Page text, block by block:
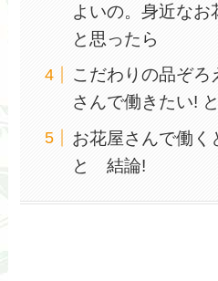
よいの。身近なお
と思ったら
こだわりの品ぞろ
さんで働きたい!
お花屋さんで働く
と 結論!